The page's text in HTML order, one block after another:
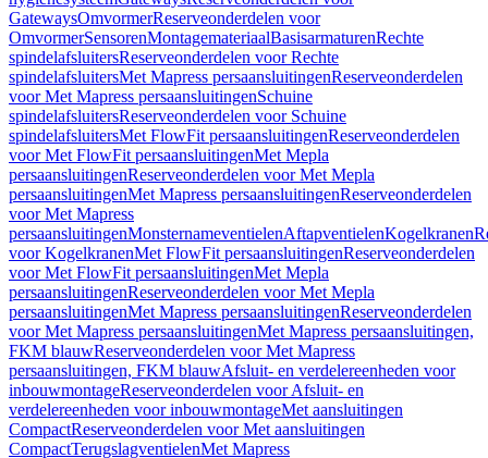
GatewaysOmvormerReserveonderdelen voor
OmvormerSensorenMontagemateriaalBasisarmaturenRechte
spindelafsluitersReserveonderdelen voor Rechte
spindelafsluitersMet Mapress persaansluitingenReserveonderdelen
voor Met Mapress persaansluitingenSchuine
spindelafsluitersReserveonderdelen voor Schuine
spindelafsluitersMet FlowFit persaansluitingenReserveonderdelen
voor Met FlowFit persaansluitingenMet Mepla
persaansluitingenReserveonderdelen voor Met Mepla
persaansluitingenMet Mapress persaansluitingenReserveonderdelen
voor Met Mapress
persaansluitingenMonsternameventielenAftapventielenKogelkranen
voor KogelkranenMet FlowFit persaansluitingenReserveonderdelen
voor Met FlowFit persaansluitingenMet Mepla
persaansluitingenReserveonderdelen voor Met Mepla
persaansluitingenMet Mapress persaansluitingenReserveonderdelen
voor Met Mapress persaansluitingenMet Mapress persaansluitingen,
FKM blauwReserveonderdelen voor Met Mapress
persaansluitingen, FKM blauwAfsluit- en verdelereenheden voor
inbouwmontageReserveonderdelen voor Afsluit- en
verdelereenheden voor inbouwmontageMet aansluitingen
CompactReserveonderdelen voor Met aansluitingen
CompactTerugslagventielenMet Mapress